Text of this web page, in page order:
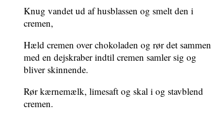
Knug vandet ud af husblassen og smelt den i
cremen,
Hæld cremen over chokoladen og rør det sammen
med en dejskraber indtil cremen samler sig og
bliver skinnende.
Rør kærnemælk, limesaft og skal i og stavblend
cremen.